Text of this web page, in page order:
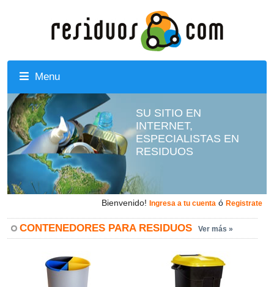
Menu
SU SITIO EN
INTERNET,
ESPECIALISTAS EN
RESIDUOS
Bienvenido! Ingresa a tu cuenta ó Registrate
CONTENEDORES PARA RESIDUOS Ver más »